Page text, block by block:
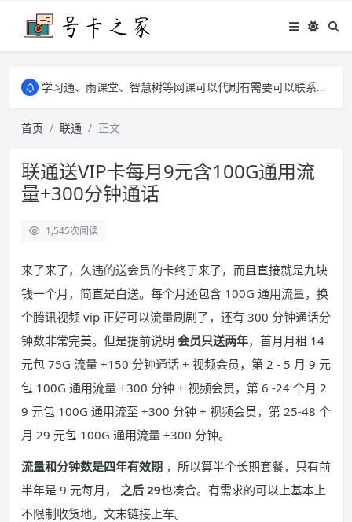
学习通、雨课堂、智慧树等网课可以代刷有需要可以联系邮箱i@tuzi.la
学习通、雨课堂、智慧树等网课可以代刷有需要可以联系邮箱i@tuzi.la
首页
联通 正文
联通送VIP卡每月9元含100G通用流
量+300分钟通话
1,545次阅读
来了来了，久违的送会员的卡终于来了，而且直接就是九块
钱一个月，简直是白送。每个月还包含 100G 通用流量，换
个腾讯视频 vip 正好可以流量刷剧了，还有 300 分钟通话分
钟数非常完美。但是提前说明 会员只送两年，首月月租 14
元包 75G 流量 +150 分钟通话 + 视频会员，第 2 - 5 月 9 元
包 100G 通用流量 +300 分钟 + 视频会员，第 6 -24 个月 2
9 元包 100G 通用流至 +300 分钟 + 视频会员，第 25-48 个
月 29 元包 100G 通用流量 +300 分钟。
流量和分钟数是四年有效期 ，所以算半个长期套餐，只有前
半年是 9 元每月，
之后 29也凑合。有需求的可以上基本上
不限制收货地。文末链接上车。